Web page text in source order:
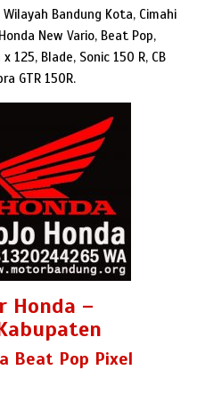
Bandung Kota, Cimahi
New Vario, Beat Pop,
125, Blade, Sonic 150 R, CB
GTR 150R.
Honda –
Beat Pop Pixel